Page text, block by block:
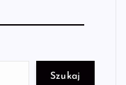
Szukaj